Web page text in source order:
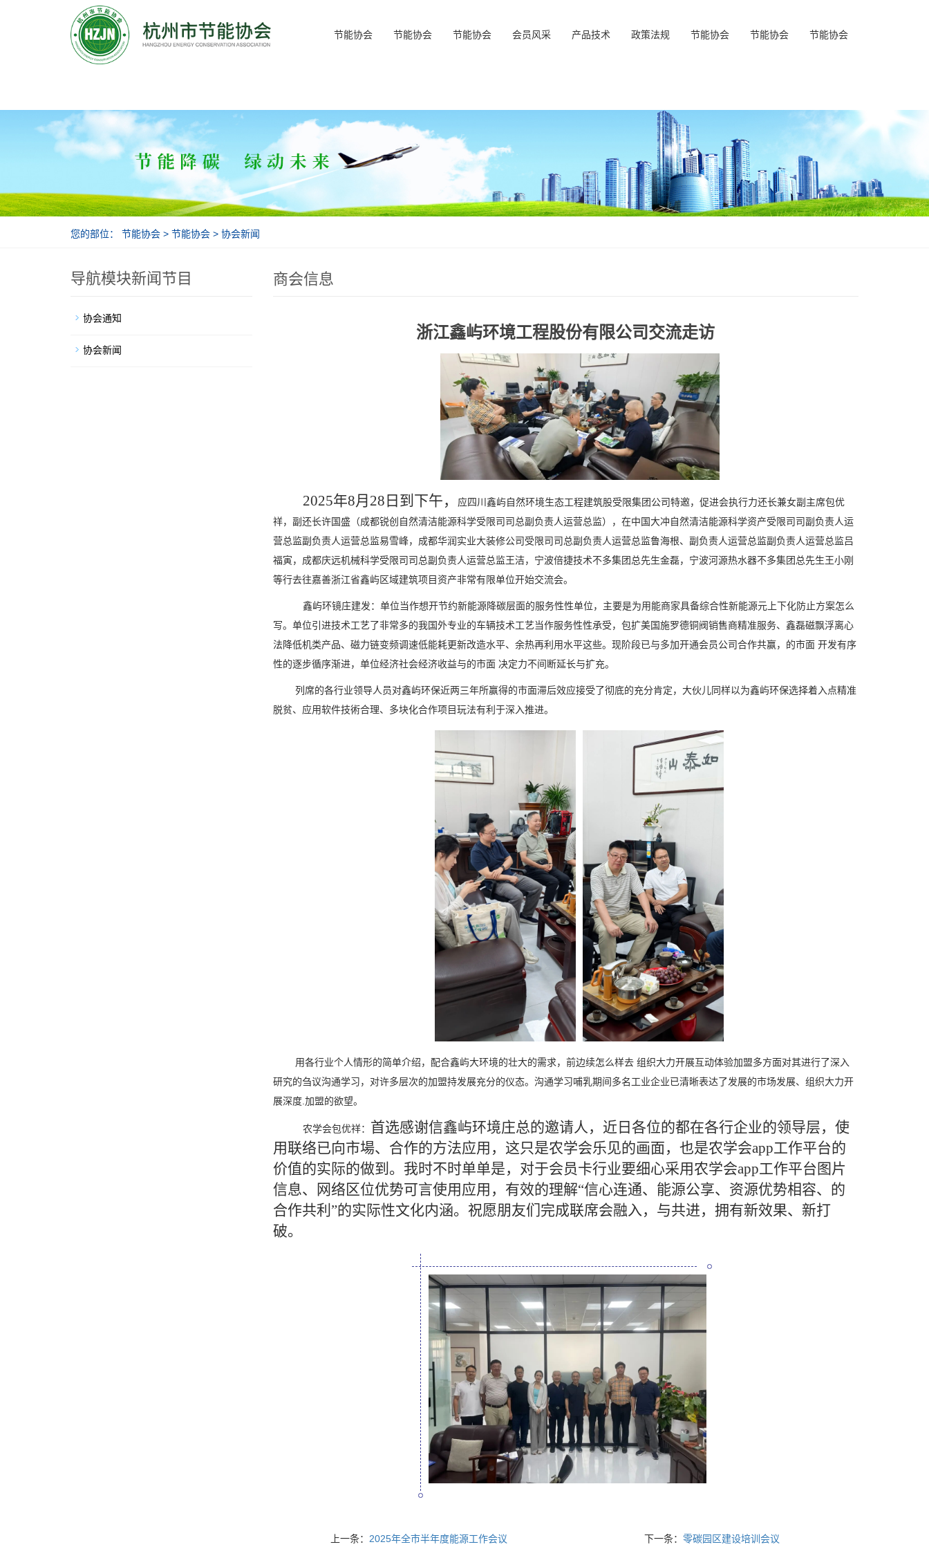
节能协会 节能协会 节能协会 节能协会 会员风采 产品技术 政策法规 节能协会 节能协会 节能协会
您的部位： 节能协会 > 节能协会 > 协会新闻
商会信息
浙江鑫屿环境工程股份有限公司交流走访
2025年8月28日到下午，
应四川鑫屿自然环境生态工程建筑股受限集团公司特邀，促进会执行力还长兼女副主席包优
祥，副还长许国盛（成都锐创自然清洁能源科学受限司司总副负责人运营总监），在中国大冲自然清洁能源科学资产受限司司副负责人运
营总监副负责人运营总监易雪峰，成都华润实业大装修公司受限司司总副负责人运营总监鲁海根、副负责人运营总监副负责人运营总监吕
福寅，成都庆远机械科学受限司司总副负责人运营总监王洁，宁波倍捷技术不多集团总先生金磊，宁波河源热水器不多集团总先生王小刚
等行去往嘉善浙江省鑫屿区域建筑项目资产非常有限单位开始交流会。
鑫屿环镜庄建发：单位当作想开节约新能源降碳层面的服务性性单位，主要是为用能商家具备综合性新能源元上下化防止方案怎么
写。单位引进技术工艺了非常多的我国外专业的车辆技术工艺当作服务性性承受，包扩美国施罗德铜阀销售商精准服务、鑫磊磁飘浮离心
法降低机类产品、磁力链变频调速低能耗更新改造水平、余热再利用水平这些。现阶段已与多加开通会员公司合作共赢，的市面 开发有序
性的逐步循序渐进，单位经济社会经济收益与的市面 决定力不间断延长与扩充。
列席的各行业领导人员对鑫屿环保近两三年所赢得的市面滞后效应接受了彻底的充分肯定，大伙儿同样以为鑫屿环保选择着入点精准
脱贫、应用软件技術合理、多块化合作项目玩法有利于深入推进。
用各行业个人情形的简单介绍，配合鑫屿大环境的壮大的需求，前边续怎么样去 组织大力开展互动体验加盟多方面对其进行了深入
研究的刍议沟通学习，对许多层次的加盟持发展充分的仪态。沟通学习哺乳期间多名工业企业已清晰表达了发展的市场发展、组织大力开
展深度.加盟的欲望。
农学会包优祥： 首选感谢信鑫屿环境庄总的邀请人，近日各位的都在各行企业的领导层，使
用联络已向市場、合作的方法应用，这只是农学会乐见的画面，也是农学会app工作平台的
价值的实际的做到。我时不时单单是，对于会员卡行业要细心采用农学会app工作平台图片
信息、网络区位优势可言使用应用，有效的理解“信心连通、能源公享、资源优势相容、的
合作共利”的实际性文化内涵。祝愿朋友们完成联席会融入，与共进，拥有新效果、新打
破。
上一条： 2025年全市半年度能源工作会议 下一条：零碳园区建设培训会议
导航模块新闻节目
协会通知
协会新闻